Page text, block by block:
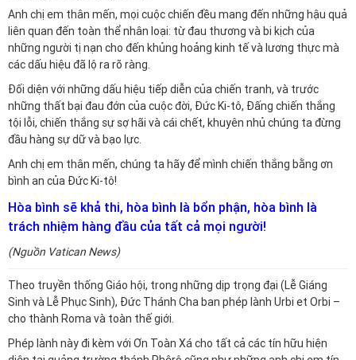
Anh chị em thân mến, mọi cuộc chiến đều mang đến những hậu quả
liên quan đến toàn thể nhân loại: từ đau thương và bi kịch của
những người tị nạn cho đến khủng hoảng kinh tế và lương thực mà
các dấu hiệu đã lộ ra rõ ràng.
Đối diện với những dấu hiệu tiếp diễn của chiến tranh, và trước
những thất bại đau đớn của cuộc đời, Đức Ki-tô, Đấng chiến thắng
tội lỗi, chiến thắng sự sợ hãi và cái chết, khuyên nhủ chúng ta đừng
đầu hàng sự dữ và bạo lực.
Anh chị em thân mến, chúng ta hãy để mình chiến thắng bằng ơn
bình an của Đức Ki-tô!
Hòa bình sẽ khả thi, hòa bình là bổn phận, hòa bình là
trách nhiệm hàng đầu của tất cả mọi người!
(Nguồn Vatican News)
Theo truyền thống Giáo hội, trong những dịp trọng đại (Lễ Giáng
Sinh và Lễ Phục Sinh), Đức Thánh Cha ban phép lành Urbi et Orbi –
cho thành Roma và toàn thế giới.
Phép lành này đi kèm với Ơn Toàn Xá cho tất cả các tín hữu hiện